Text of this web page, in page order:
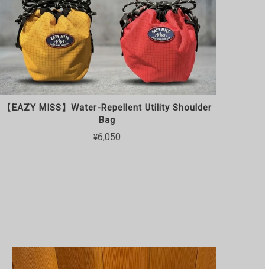
【EAZY MISS】Water-Repellent Utility Shoulder
Bag
¥6,050